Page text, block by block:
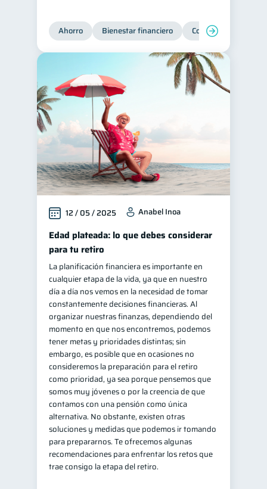
Superintendencia de Bancos
Vacaciones
Cuenta Abandonada
Inversiones 2
Cuenta Inactiva 1
Finanzas Personales 1
Finanzas en Pareja 1
Educación Financiera 1
Fraudes 1 Mipymes 1
Información financiera 1
Salud mental 1 ahorro 1
Doble sueldo
Gasto responsable
información financiera 1
Ahorro Bienestar financiero Consejos
12 / 05 / 2025 Anabel Inoa
Edad plateada: lo que debes considerar
para tu retiro
La planificación financiera es importante en
cualquier etapa de la vida, ya que en nuestro
día a día nos vemos en la necesidad de tomar
constantemente decisiones financieras. Al
organizar nuestras finanzas, dependiendo del
momento en que nos encontremos, podemos
tener metas y prioridades distintas; sin
embargo, es posible que en ocasiones no
consideremos la preparación para el retiro
como prioridad, ya sea porque pensemos que
somos muy jóvenes o por la creencia de que
contamos con una pensión como única
alternativa. No obstante, existen otras
soluciones y medidas que podemos ir tomando
para prepararnos. Te ofrecemos algunas
recomendaciones para enfrentar los retos que
trae consigo la etapa del retiro.